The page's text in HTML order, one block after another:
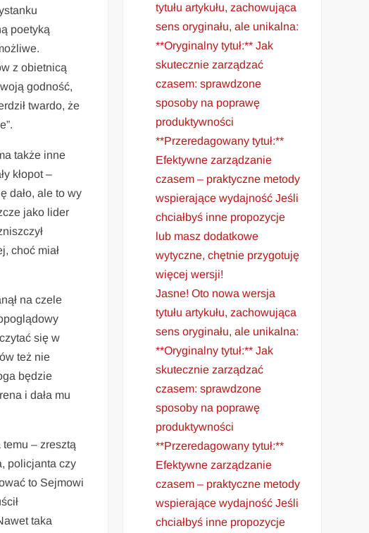
poetyką
z obietnicą
godność,
twardo, że
także inne
kłopot –
dało, ale to wy
jako lider
choć miał
na czele
się w
też nie
będzie
i dała mu
– zresztą
policjanta czy
to Sejmowi
taka
tytułu artykułu, zachowująca
sens oryginału, ale unikalna:
**Oryginalny tytuł:** Jak
skutecznie zarządzać
czasem: sprawdzone
sposoby na poprawę
produktywności
**Przeredagowany tytuł:**
Efektywne zarządzanie
czasem – praktyczne metody
wspierające wydajność Jeśli
chciałbyś inne propozycje
lub masz dodatkowe
wytyczne, chętnie przygotuję
więcej wersji!
Jasne! Oto nowa wersja
tytułu artykułu, zachowująca
sens oryginału, ale unikalna:
**Oryginalny tytuł:** Jak
skutecznie zarządzać
czasem: sprawdzone
sposoby na poprawę
produktywności
**Przeredagowany tytuł:**
Efektywne zarządzanie
czasem – praktyczne metody
wspierające wydajność Jeśli
chciałbyś inne propozycje